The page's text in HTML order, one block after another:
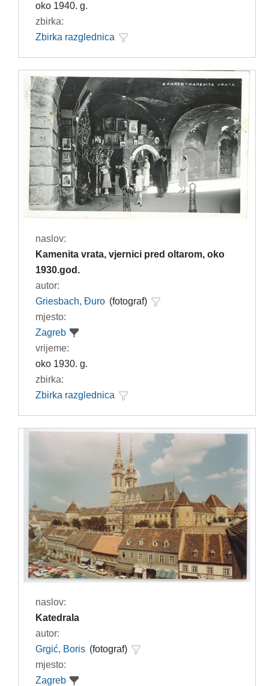
oko 1940. g.
zbirka:
Zbirka razglednica
naslov:
Kamenita vrata, vjernici pred oltarom, oko
1930.god.
autor:
Griesbach, Đuro (fotograf)
mjesto:
Zagreb
vrijeme:
oko 1930. g.
zbirka:
Zbirka razglednica
naslov:
Katedrala
autor:
Grgić, Boris (fotograf)
mjesto:
Zagreb